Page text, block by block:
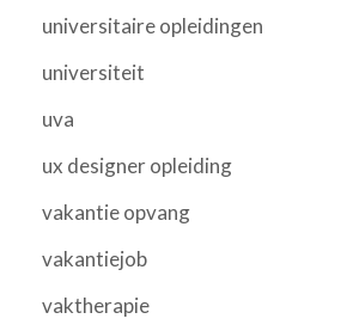
universitaire opleidingen
universiteit
uva
ux designer opleiding
vakantie opvang
vakantiejob
vaktherapie